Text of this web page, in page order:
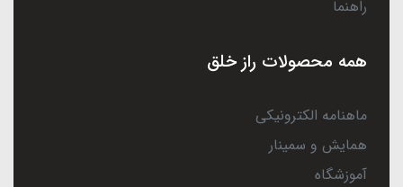
راهنما
همه محصولات راز خلق
ماهنامه الکترونیکی
همایش و سمینار
آموزشگاه